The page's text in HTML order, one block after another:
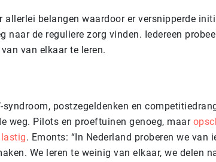
allerlei belangen waardoor er versnipperde
naar de reguliere zorg vinden. Iedereen
van elkaar te leren.
syndroom, postzegeldenken en
weg. Pilots en proeftuinen genoeg, maar
. Emonts: “In Nederland proberen we van
We leren te weinig van elkaar, we delen